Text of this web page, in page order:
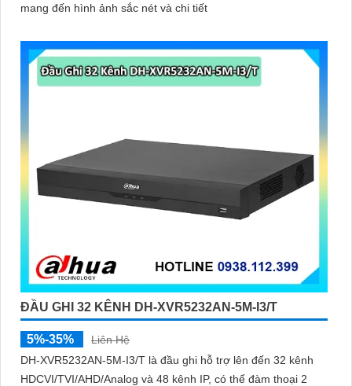
mang đến hình ảnh sắc nét và chi tiết
ĐẦU GHI 32 KÊNH DH-XVR5232AN-5M-I3/T
5%-35%
Liên Hệ
DH-XVR5232AN-5M-I3/T là đầu ghi hỗ trợ lên đến 32 kênh
HDCVI/TVI/AHD/Analog và 48 kênh IP, có thể đàm thoại 2